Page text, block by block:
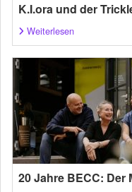
K.I.ora und der
Weiterlesen
20 Jahre BECC: Der